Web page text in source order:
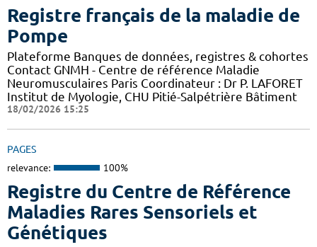
Registre français de la maladie de
Pompe
Plateforme Banques de données, registres & cohortes
Contact GNMH - Centre de référence Maladie
Neuromusculaires Paris Coordinateur : Dr P. LAFORET
Institut de Myologie, CHU Pitié-Salpétrière Bâtiment
18/02/2026 15:25
PAGES
relevance: 100%
Registre du Centre de Référence
Maladies Rares Sensoriels et
Génétiques